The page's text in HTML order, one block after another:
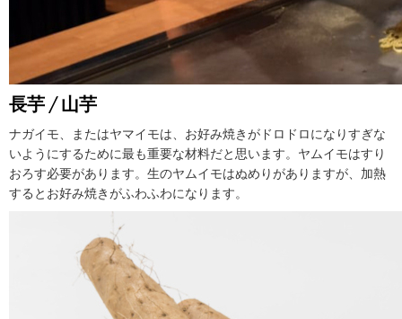
長芋 / 山芋
ナガイモ、またはヤマイモは、お好み焼きがドロドロになりすぎな
いようにするために最も重要な材料だと思います。ヤムイモはすり
おろす必要があります。生のヤムイモはぬめりがありますが、加熱
するとお好み焼きがふわふわになります。